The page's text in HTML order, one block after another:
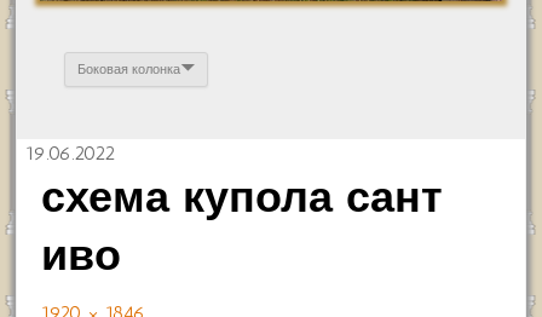
Боковая колонка
19.06.2022
схема купола сант
иво